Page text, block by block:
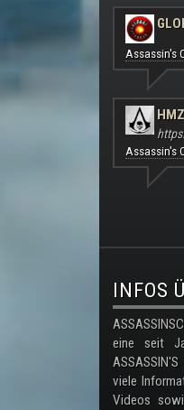
Assassin's
Assassin's
.
INFOS
eine seit
viele
Videos